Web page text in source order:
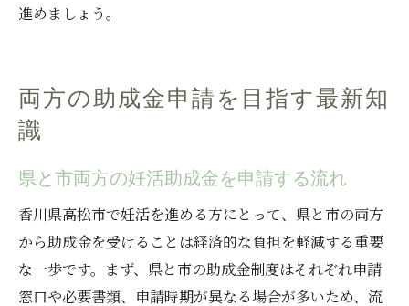
進めましょう。
両方の助成金申請を目指す最新知
識
県と市両方の妊活助成金を申請する流れ
香川県高松市で妊活を進める方にとって、県と市の両方
から助成金を受けることは経済的な負担を軽減する重要
な一歩です。まず、県と市の助成金制度はそれぞれ申請
窓口や必要書類、申請時期が異なる場合が多いため、流